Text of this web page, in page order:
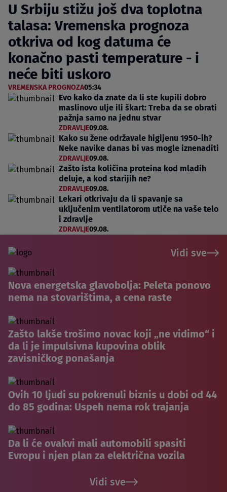
U Srbiju stižu još dva toplotna
talasa: Vremenska prognoza
otkriva od kog datuma će
konačno pasti temperature - i
neće biti uskoro
VREMENSKA PROGNOZA05:34
Evo kako da znate da li ste kupili dobro
maslinovo ulje ili škart: Treba da se obrati
pažnja samo na jednu stvar
ZDRAVLJE09.08.
Kako su žene održavale higijenu 1950-ih?
Neke navike danas bi vas mogle iznenaditi
ZDRAVLJE09.08.
Zašto ista količina proteina kod mladih
deluje, a kod starijih ne?
ZDRAVLJE09.08.
Lekari otkrivaju da li spavanje sa
uključenim ventilatorom utiče na vaše telo
i zdravlje
ZDRAVLJE09.08.
Vidi sve
Nova energetska glavobolja: Peleta ponovo
nema na stovarištima, a cena raste
Zašto lakše trošimo novac koji „ne vidimo“ i
da li je impulsivna kupovina oblik
zavisničkog ponašanja
Ovih 10 ljudi su pokrenuli biznis u dobi od 44
do 85 godina: Uspeh nema rok trajanja
Da li će ovakvi mali automobili spasiti
Evropu i njen plan za električna vozila
Vidi sve